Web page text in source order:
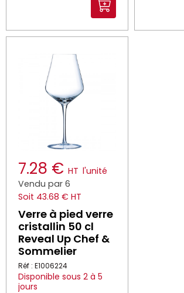
7.28 € HT l'unité
Vendu par 6
Soit 43.68 € HT
Verre à pied verre
cristallin 50 cl
Reveal Up Chef &
Sommelier
Réf : E1006224
Disponible sous 2 à 5
jours